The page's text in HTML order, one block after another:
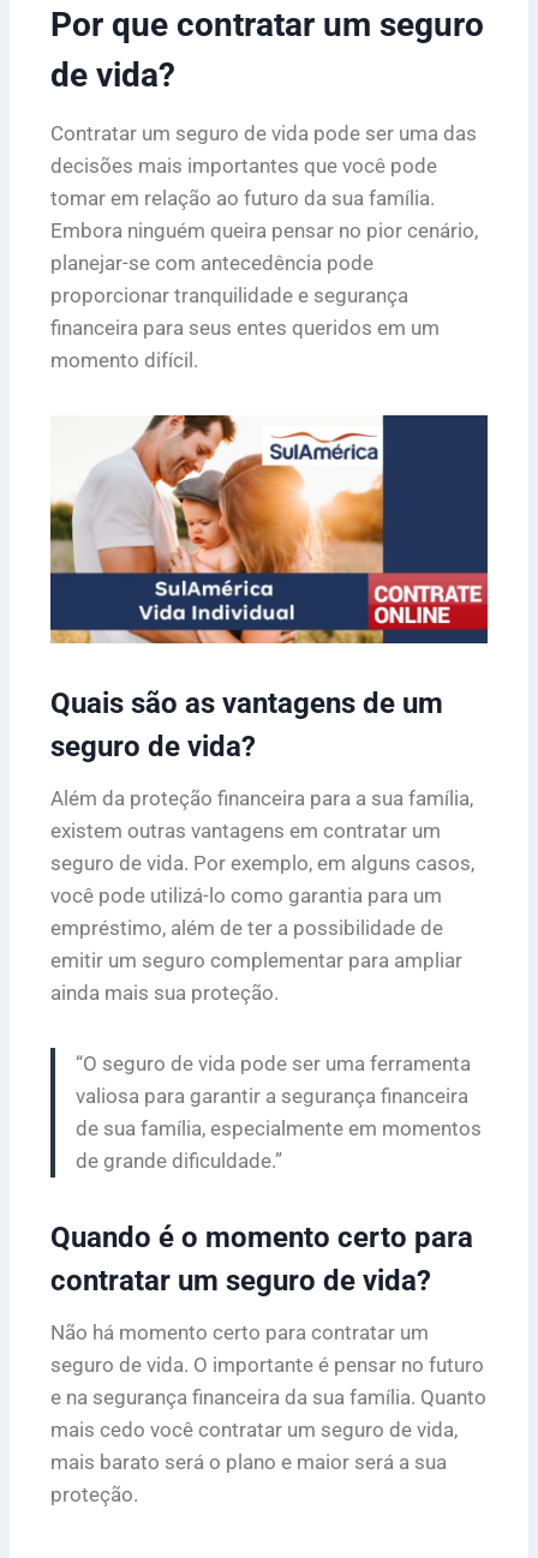
Por que contratar um seguro
de vida?
Contratar um seguro de vida pode ser uma das
decisões mais importantes que você pode
tomar em relação ao futuro da sua família.
Embora ninguém queira pensar no pior cenário,
planejar-se com antecedência pode
proporcionar tranquilidade e segurança
financeira para seus entes queridos em um
momento difícil.
Quais são as vantagens de um
seguro de vida?
Além da proteção financeira para a sua família,
existem outras vantagens em contratar um
seguro de vida. Por exemplo, em alguns casos,
você pode utilizá-lo como garantia para um
empréstimo, além de ter a possibilidade de
emitir um seguro complementar para ampliar
ainda mais sua proteção.
“O seguro de vida pode ser uma ferramenta
valiosa para garantir a segurança financeira
de sua família, especialmente em momentos
de grande dificuldade.”
Quando é o momento certo para
contratar um seguro de vida?
Não há momento certo para contratar um
seguro de vida. O importante é pensar no futuro
e na segurança financeira da sua família. Quanto
mais cedo você contratar um seguro de vida,
mais barato será o plano e maior será a sua
proteção.